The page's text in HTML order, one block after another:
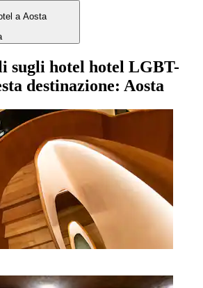
sugli hotel hotel LGBT-
destinazione: Aosta